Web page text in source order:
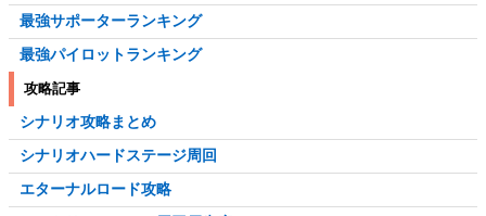
最強サポーターランキング
最強パイロットランキング
攻略記事
シナリオ攻略まとめ
シナリオハードステージ周回
エターナルロード攻略